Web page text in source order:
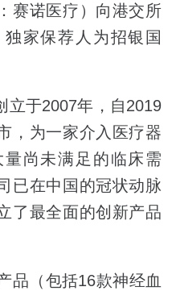
赛诺医疗）向港交所
家保荐人为招银国
立于2007年，自2019
，为一家介入医疗器
尚未满足的临床需
已在中国的冠状动脉
了最全面的创新产品
品（包括16款神经血